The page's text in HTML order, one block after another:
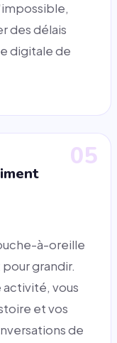
des délais
digitale de
05
à-oreille
grandir.
vous
et vos
de